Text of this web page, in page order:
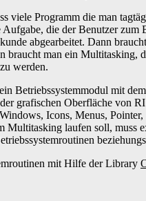
viele Programm die man
die der Benutzer zum
abgearbeitet. Dann
braucht man ein Multitasking,
werden.
Betriebssystemmodul mit
grafischen Oberfläche von
Icons, Menus, Pointer,
Multitasking laufen soll, muss
mit Hilfe der Library